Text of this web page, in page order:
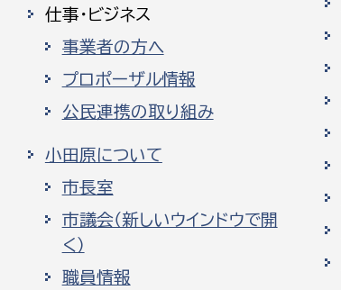
仕事・ビジネス
事業者の方へ
プロポーザル情報
公民連携の取り組み
小田原について
市長室
市議会（新しいウインドウで開
く）
職員情報